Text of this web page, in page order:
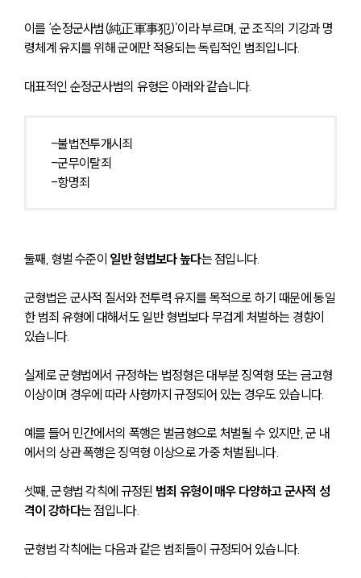
이를 ‘순정군사범(純正軍事犯)’이라 부르며, 군 조직의 기강과 명
령체계 유지를 위해 군에만 적용되는 독립적인 범죄입니다.
대표적인 순정군사범의 유형은 아래와 같습니다.
-불법전투개시죄
-군무이탈죄
-항명죄
둘째, 형벌 수준이 일반 형법보다 높다는 점입니다.
군형법은 군사적 질서와 전투력 유지를 목적으로 하기 때문에 동일
한 범죄 유형에 대해서도 일반 형법보다 무겁게 처벌하는 경향이
있습니다.
실제로 군형법에서 규정하는 법정형은 대부분 징역형 또는 금고형
이상이며 경우에 따라 사형까지 규정되어 있는 경우도 있습니다.
예를 들어 민간에서의 폭행은 벌금형으로 처벌될 수 있지만, 군 내
에서의 상관 폭행은 징역형 이상으로 가중 처벌됩니다.
셋째, 군형법 각칙에 규정된 범죄 유형이 매우 다양하고 군사적 성
격이 강하다는 점입니다.
군형법 각칙에는 다음과 같은 범죄들이 규정되어 있습니다.